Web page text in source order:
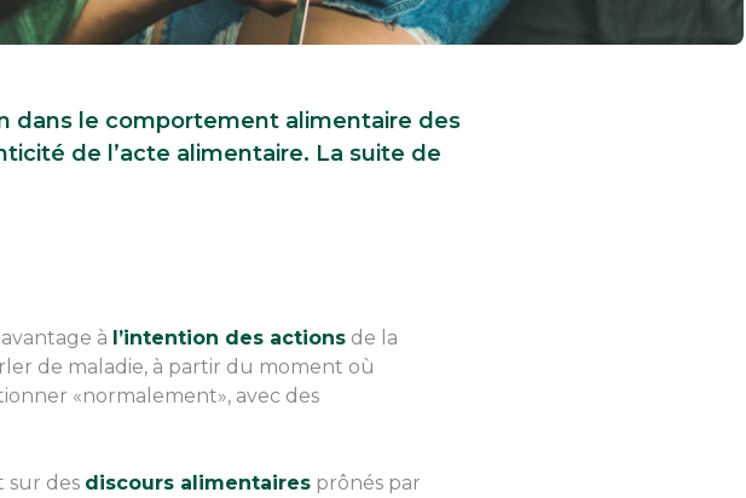
dans le comportement alimentaire des
de l’acte alimentaire. La suite de
à l’intention des actions de la
de maladie, à partir du moment où
«normalement», avec des
sur des discours alimentaires prônés par